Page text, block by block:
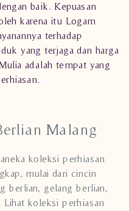
baik. Kepuasan
karena itu Logam
terhadap
yang terjaga dan harga
adalah tempat yang
Malang
koleksi perhiasan
mulai dari cincin
berlian, gelang berlian,
koleksi perhiasan